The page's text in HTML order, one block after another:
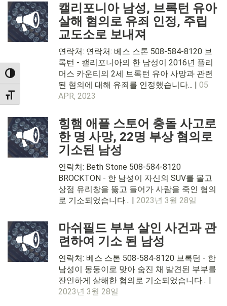
TOGGLE HIGH CONTRAST
TOGGLE FONT SIZE
캘리포니아 남성, 브록턴 유아
살해 혐의로 유죄 인정, 주립
교도소로 보내져
연락처: 연락처: 베스 스톤 508-584-8120 브
록턴 - 캘리포니아의 한 남성이 2016년 플리
머스 카운티의 2세 브록턴 유아 사망과 관련
된 혐의에 대해 유죄를 인정했습니다... | 05
APR, 2023
힝햄 애플 스토어 충돌 사고로
한 명 사망, 22명 부상 혐의로
기소된 남성
연락처: Beth Stone 508-584-8120
BROCKTON - 한 남성이 자신의 SUV를 몰고
상점 유리창을 뚫고 들어가 사람을 죽인 혐의
로 기소되었습니다... | 2023년 3월 28일
마쉬필드 부부 살인 사건과 관
련하여 기소 된 남성
연락처: 베스 스톤 508-584-8120 브록턴 - 한
남성이 몽둥이로 맞아 숨진 채 발견된 부부를
잔인하게 살해한 혐의로 기소되었습니다... |
2023년 3월 28일